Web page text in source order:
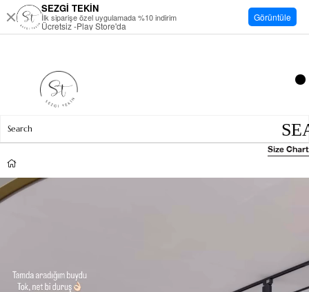
Size Chart
SEZGİ TEKİN
İlk siparişe özel uygulamada %10 indirim
Ücretsiz -Play Store'da
Görüntüle